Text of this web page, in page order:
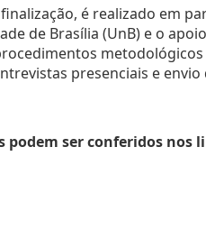
é realizado em
de Brasília (UnB) e o
presenciais e
podem ser conferidos nos